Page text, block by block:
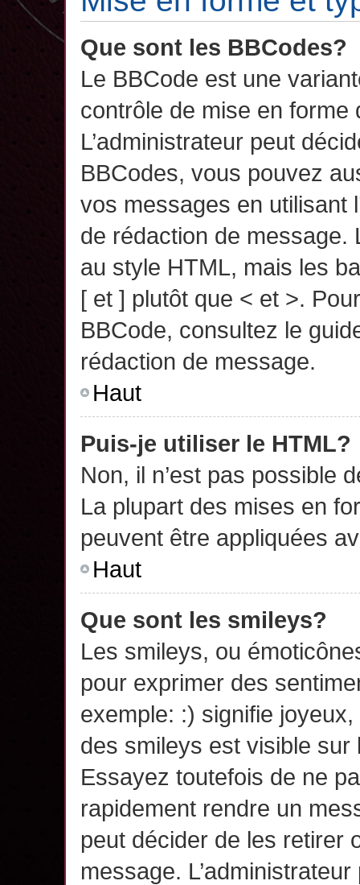
Que sont les BBCodes?
Le BBCode est une
contrôle de mise en forme
L’administrateur peut
BBCodes, vous pouvez
vos messages en utilisant
de rédaction de message.
au style HTML, mais les
[ et ] plutôt que < et >.
BBCode, consultez le
rédaction de message.
Haut
Puis-je utiliser le HTML?
Non, il n’est pas possible
La plupart des mises en
peuvent être appliquées
Haut
Que sont les smileys?
Les smileys, ou
pour exprimer des
exemple: :) signifie
des smileys est visible
Essayez toutefois de ne
rapidement rendre un
peut décider de les retirer
message.